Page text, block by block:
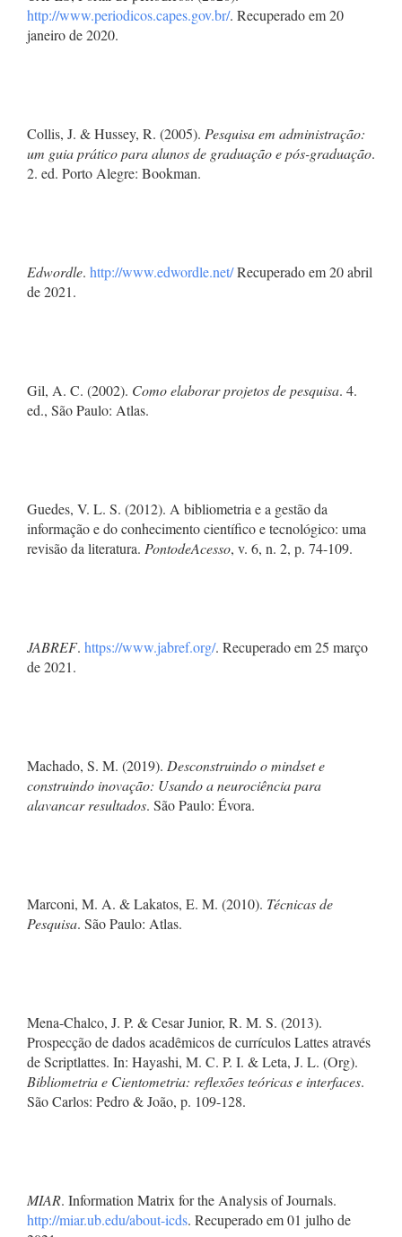
http://www.periodicos.capes.gov.br/. Recuperado em 20
janeiro de 2020.
Collis, J. & Hussey, R. (2005). Pesquisa em administração:
um guia prático para alunos de graduação e pós-graduação.
2. ed. Porto Alegre: Bookman.
Edwordle. http://www.edwordle.net/Recuperado em 20 abril
de 2021.
Gil, A. C. (2002). Como elaborar projetos de pesquisa. 4.
ed., São Paulo: Atlas.
Guedes, V. L. S. (2012). A bibliometria e a gestão da
informação e do conhecimento científico e tecnológico: uma
revisão da literatura. PontodeAcesso, v. 6, n. 2, p. 74-109.
JABREF. https://www.jabref.org/. Recuperado em 25 março
de 2021.
Machado, S. M. (2019). Desconstruindo o mindset e
construindo inovação: Usando a neurociência para
alavancar resultados. São Paulo: Évora.
Marconi, M. A. & Lakatos, E. M. (2010). Técnicas de
Pesquisa. São Paulo: Atlas.
Mena-Chalco, J. P. & Cesar Junior, R. M. S. (2013).
Prospecção de dados acadêmicos de currículos Lattes através
de Scriptlattes. In: Hayashi, M. C. P. I. & Leta, J. L. (Org).
Bibliometria e Cientometria: reflexões teóricas e interfaces.
São Carlos: Pedro & João, p. 109-128.
MIAR. Information Matrix for the Analysis of Journals.
http://miar.ub.edu/about-icds. Recuperado em 01 julho de